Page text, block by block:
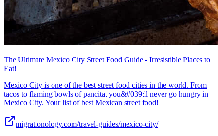
The Ultimate Mexico City Street Food Guide - Irresistible Places to
Eat!
Mexico City is one of the best street food cities in the world. From
tacos to flaming bowls of pancita, you&#039;ll never go hungry in
Mexico City. Your list of best Mexican street food!
migrationology.com/travel-guides/mexico-city/